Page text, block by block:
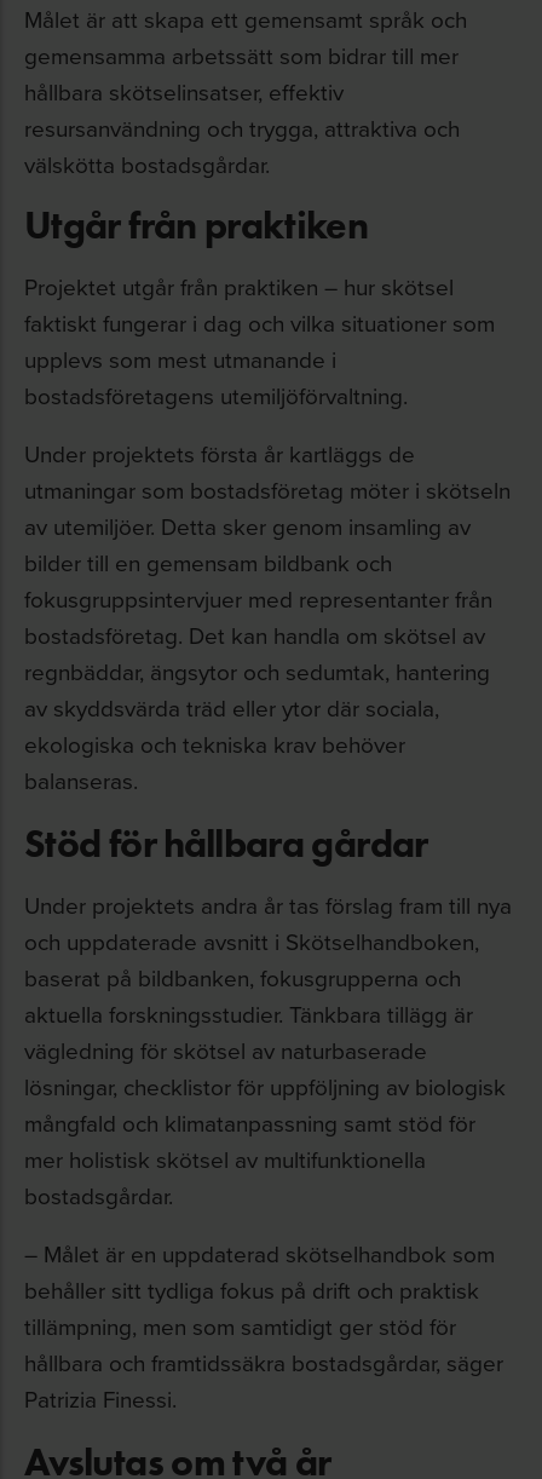
Målet är att skapa ett gemensamt språk och
gemensamma arbetssätt som bidrar till mer
hållbara skötselinsatser, effektiv
resursanvändning och trygga, attraktiva och
välskötta bostadsgårdar.
Utgår från praktiken
Projektet utgår från praktiken – hur skötsel
faktiskt fungerar i dag och vilka situationer som
upplevs som mest utmanande i
bostadsföretagens utemiljöförvaltning.
Under projektets första år kartläggs de
utmaningar som bostadsföretag möter i skötseln
av utemiljöer. Detta sker genom insamling av
bilder till en gemensam bildbank och
fokusgruppsintervjuer med representanter från
bostadsföretag. Det kan handla om skötsel av
regnbäddar, ängsytor och sedumtak, hantering
av skyddsvärda träd eller ytor där sociala,
ekologiska och tekniska krav behöver
balanseras.
Stöd för hållbara gårdar
Under projektets andra år tas förslag fram till nya
och uppdaterade avsnitt i Skötselhandboken,
baserat på bildbanken, fokusgrupperna och
aktuella forskningsstudier. Tänkbara tillägg är
vägledning för skötsel av naturbaserade
lösningar, checklistor för uppföljning av biologisk
mångfald och klimatanpassning samt stöd för
mer holistisk skötsel av multifunktionella
bostadsgårdar.
– Målet är en uppdaterad skötselhandbok som
behåller sitt tydliga fokus på drift och praktisk
tillämpning, men som samtidigt ger stöd för
hållbara och framtidssäkra bostadsgårdar, säger
Patrizia Finessi.
Avslutas om två år